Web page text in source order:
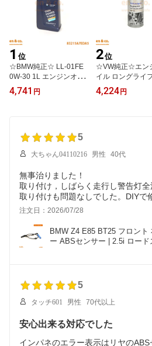
1 位
☆BMW純正☆ LL-01FE
0W-30 1L エンジンオイ
ル ロングライフ TWIN P
OWER TURBO BMW/MI
4,741 円
2位
☆VW純正☆エン
イル ロングライ
0 1L フォルクス
Volkswagen フォ
4,224円
5
大ちゃん04110216 男性 40代
無事治りました！
取り付け，しばらく走行し警告灯全
取り付けも問題なしでした。DIYで
注文日：2026/07/28
BMW Z4 E85 BT25 フロント
ー ABSセンサー | 2.5i ロード
5
タッチ601 男性 70代以上
安心出来る対応でした
インパネのエラー表示はリヤの